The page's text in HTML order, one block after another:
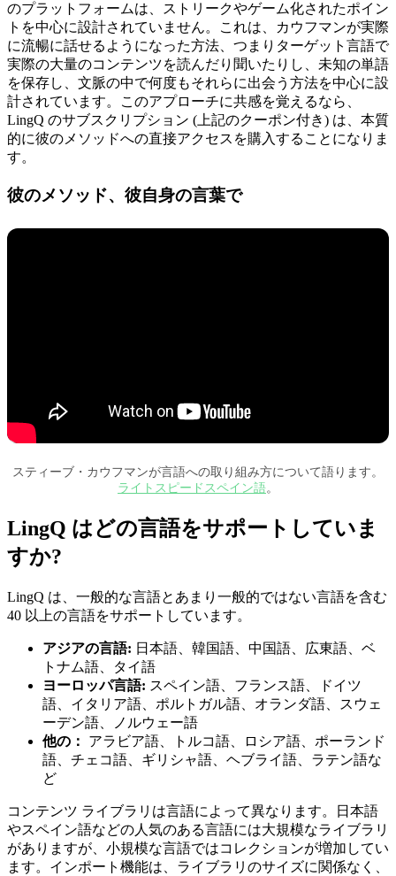
のプラットフォームは、ストリークやゲーム化されたポイン
トを中心に設計されていません。これは、カウフマンが実際
に流暢に話せるようになった方法、つまりターゲット言語で
実際の大量のコンテンツを読んだり聞いたりし、未知の単語
を保存し、文脈の中で何度もそれらに出会う方法を中心に設
計されています。このアプローチに共感を覚えるなら、
LingQ のサブスクリプション (上記のクーポン付き) は、本質
的に彼のメソッドへの直接アクセスを購入することになりま
す。
彼のメソッド、彼自身の言葉で
スティーブ・カウフマンが言語への取り組み方について語ります。
ライトスピードスペイン語。
LingQ はどの言語をサポートしていま
すか?
LingQ は、一般的な言語とあまり一般的ではない言語を含む
40 以上の言語をサポートしています。
アジアの言語: 日本語、韓国語、中国語、広東語、ベ
トナム語、タイ語
ヨーロッパ言語: スペイン語、フランス語、ドイツ
語、イタリア語、ポルトガル語、オランダ語、スウェ
ーデン語、ノルウェー語
他の：
アラビア語、トルコ語、ロシア語、ポーランド
語、チェコ語、ギリシャ語、ヘブライ語、ラテン語な
ど
コンテンツ ライブラリは言語によって異なります。日本語
やスペイン語などの人気のある言語には大規模なライブラリ
がありますが、小規模な言語ではコレクションが増加してい
ます。インポート機能は、ライブラリのサイズに関係なく、